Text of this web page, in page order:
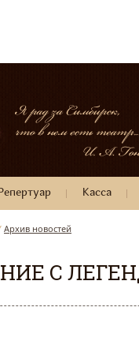
Касса
Архив новостей
С